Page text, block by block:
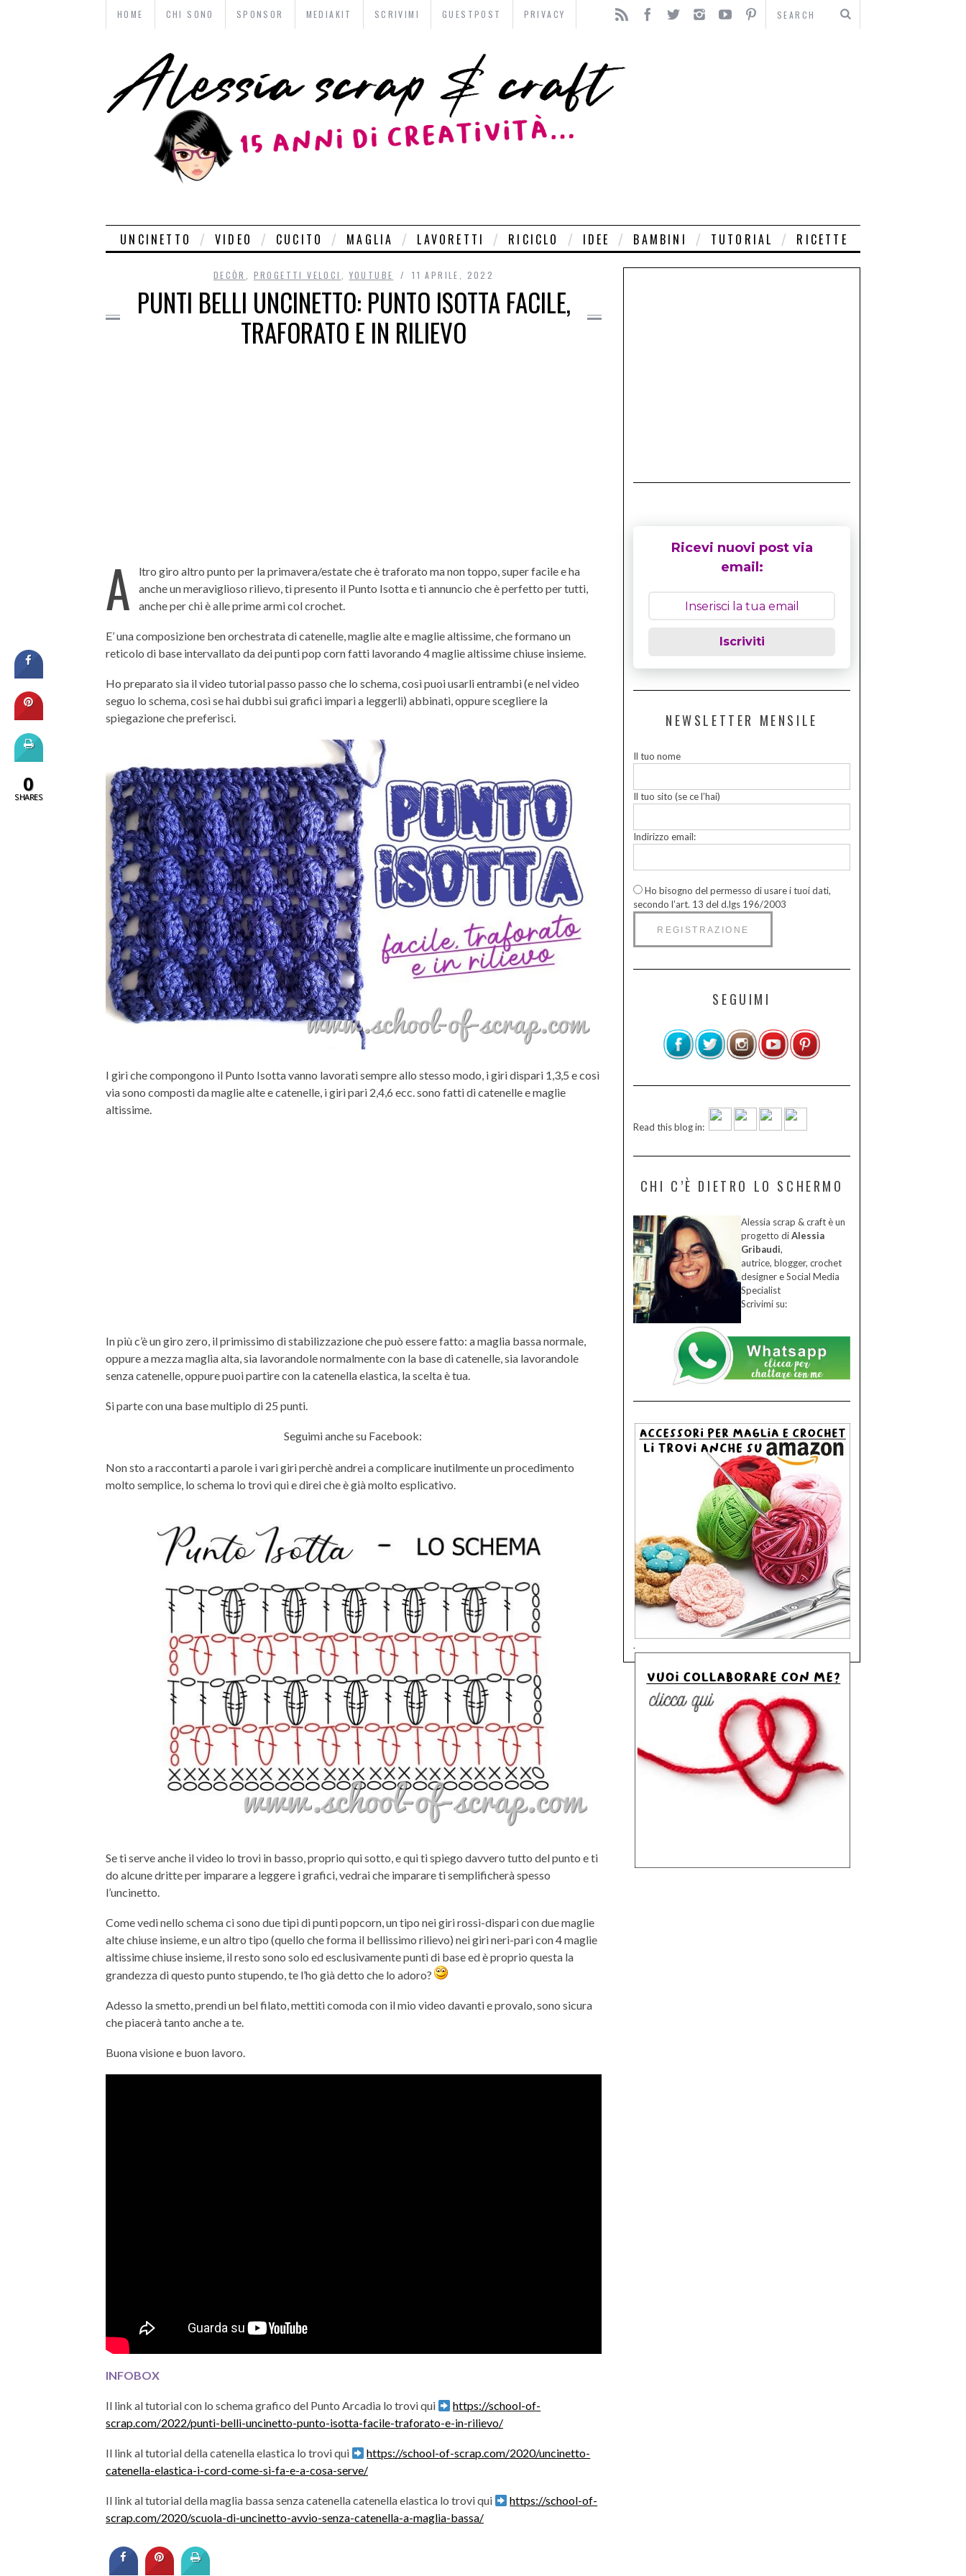
HOME CHI SONO SPONSOR MEDIAKIT SCRIVIMI GUESTPOST PRIVACY
UNCINETTO VIDEO CUCITO MAGLIA LAVORETTI RICICLO IDEE BAMBINI TUTORIAL RICETTE
DECÒR PROGETTI VELOCI YOUTUBE 11 APRILE, 2022
PUNTI BELLI UNCINETTO: PUNTO ISOTTA FACILE,
TRAFORATO E IN RILIEVO
A
ltro giro altro punto per la primavera/estate che è traforato ma non toppo, super facile e ha
anche un meraviglioso rilievo, ti presento il Punto Isotta e ti annuncio che è perfetto per tutti,
anche per chi è alle prime armi col crochet.
E’ una composizione ben orchestrata di catenelle, maglie alte e maglie altissime, che formano un
reticolo di base intervallato da dei punti pop corn fatti lavorando 4 maglie altissime chiuse insieme.
Ho preparato sia il video tutorial passo passo che lo schema, così puoi usarli entrambi (e nel video
seguo lo schema, così se hai dubbi sui grafici impari a leggerli) abbinati, oppure scegliere la
spiegazione che preferisci.
I giri che compongono il Punto Isotta vanno lavorati sempre allo stesso modo, i giri dispari 1,3,5 e così
via sono composti da maglie alte e catenelle, i giri pari 2,4,6 ecc. sono fatti di catenelle e maglie
altissime.
In più c’è un giro zero, il primissimo di stabilizzazione che può essere fatto: a maglia bassa normale,
oppure a mezza maglia alta, sia lavorandole normalmente con la base di catenelle, sia lavorandole
senza catenelle, oppure puoi partire con la catenella elastica, la scelta è tua.
Si parte con una base multiplo di 25 punti.
Seguimi anche su Facebook:
Non sto a raccontarti a parole i vari giri perchè andrei a complicare inutilmente un procedimento
molto semplice, lo schema lo trovi qui e direi che è già molto esplicativo.
Se ti serve anche il video lo trovi in basso, proprio qui sotto, e qui ti spiego davvero tutto del punto e ti
do alcune dritte per imparare a leggere i grafici, vedrai che imparare ti semplificherà spesso
l’uncinetto.
Come vedi nello schema ci sono due tipi di punti popcorn, un tipo nei giri rossi-dispari con due maglie
alte chiuse insieme, e un altro tipo (quello che forma il bellissimo rilievo) nei giri neri-pari con 4 maglie
altissime chiuse insieme, il resto sono solo ed esclusivamente punti di base ed è proprio questa la
grandezza di questo punto stupendo, te l’ho già detto che lo adoro?
Adesso la smetto, prendi un bel filato, mettiti comoda con il mio video davanti e provalo, sono sicura
che piacerà tanto anche a te.
Buona visione e buon lavoro.
INFOBOX
Il link al tutorial con lo schema grafico del Punto Arcadia lo trovi qui
https://school-of-
scrap.com/2022/punti-belli-uncinetto-punto-isotta-facile-traforato-e-in-rilievo/
Il link al tutorial della catenella elastica lo trovi qui
https://school-of-scrap.com/2020/uncinetto-
catenella-elastica-i-cord-come-si-fa-e-a-cosa-serve/
Il link al tutorial della maglia bassa senza catenella catenella elastica lo trovi qui
https://school-of-
scrap.com/2020/scuola-di-uncinetto-avvio-senza-catenella-a-maglia-bassa/
Ricevi nuovi post via
email:
Iscriviti
NEWSLETTER MENSILE
Il tuo nome
Il tuo sito (se ce l’hai)
Indirizzo email:
Ho bisogno del permesso di usare i tuoi dati,
secondo l’art. 13 del d.lgs 196/2003
SEGUIMI
Read this blog in:
CHI C’È DIETRO LO SCHERMO
Alessia scrap & craft è un
progetto diAlessia
Gribaudi,
autrice, blogger, crochet
designer e Social Media
Specialist
Scrivimi su:
.
0
SHARES